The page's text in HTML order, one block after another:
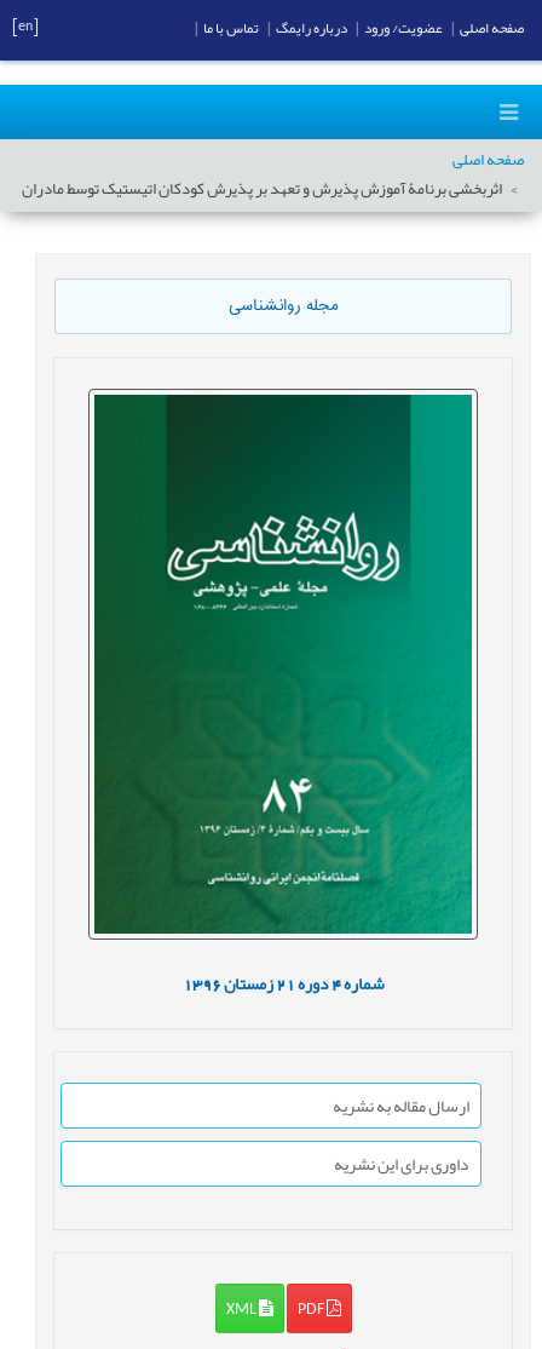
صفحه اصلی
اثربخشی برنامۀ آموزش پذیرش و تعهد بر پذیرش کودکان اتیستیک توسط مادران
مجله روانشناسی
شماره4 دوره21 زمستان1396
ارسال مقاله به نشریه
داوری برای این نشریه
PDF
XML
صفحه اصلی عضویت/ ورود درباره رایمگ تماس با ما